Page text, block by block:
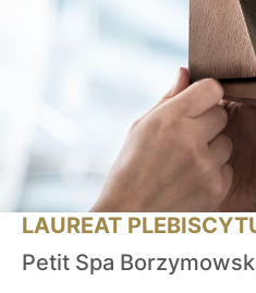
LAUREAT
Petit Spa